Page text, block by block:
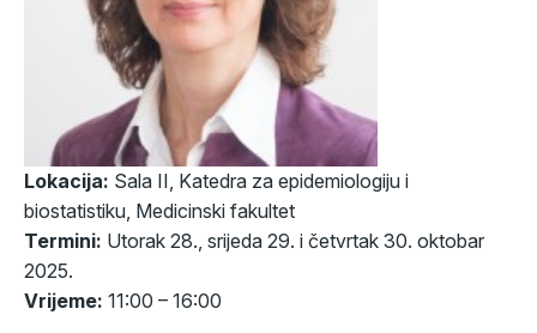
Lokacija: Sala II, Katedra za epidemiologiju i
biostatistiku, Medicinski fakultet
Termini: Utorak 28., srijeda 29. i četvrtak 30. oktobar
2025.
Vrijeme: 11:00 – 16:00